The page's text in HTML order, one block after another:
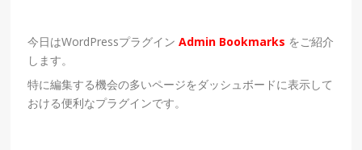
今日はWordPressプラグインAdmin Bookmarks をご紹介
します。
特に編集する機会の多いページをダッシュボードに表示して
おける便利なプラグインです。